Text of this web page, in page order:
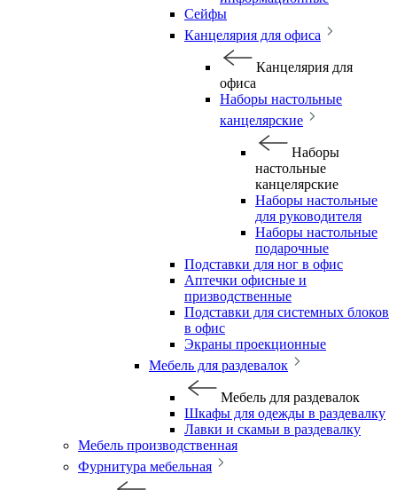
Сейфы
Канцелярия для офиса
Канцелярия для
офиса
Наборы настольные
канцелярские
Наборы
настольные
канцелярские
Наборы настольные
для руководителя
Наборы настольные
подарочные
Подставки для ног в офис
Аптечки офисные и
призводственные
Подставки для системных блоков
в офис
Экраны проекционные
Мебель для раздевалок
Мебель для раздевалок
Шкафы для одежды в раздевалку
Лавки и скамьи в раздевалку
Мебель производственная
Фурнитура мебельная